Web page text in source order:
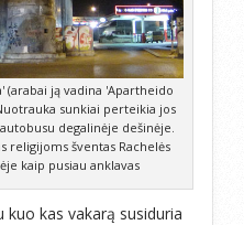
(arabai ją vadina 'Apartheido
sunkiai perteikia jos
degalinėje dešinėje.
religijoms šventas Rachelės
kaip pusiau anklavas
kas vakarą susiduria